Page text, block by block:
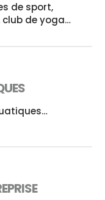
de sport,
de yoga…